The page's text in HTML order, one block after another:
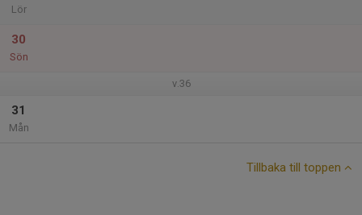
Lör
30
Sön
v.36
31
Mån
Tillbaka till toppen